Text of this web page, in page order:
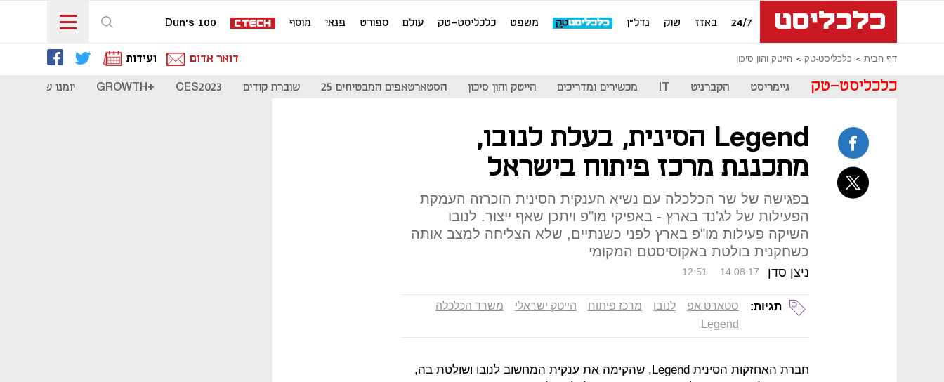
24/7 באזז שוק נדל"ן משפט כלכליסט-טק עולם ספורט פנאי מוסף Dun's 100
דף הבית כלכליסט-טק הייטק והון סיכון דואר אדום ועידות
כלכליסט-טק גיימריסט הקברניט IT מכשירים ומדריכים הייטק והון סיכון הסטארטאפים המבטיחים 25 שוברת קודים CES2023
+GROWTH יומנו של
Legend הסינית, בעלת לנובו,
מתכננת מרכז פיתוח בישראל
בפגישה של שר הכלכלה עם נשיא הענקית הסינית הוכרזה העמקת
הפעילות של לג'נד בארץ - באפיקי מו"פ ויתכן שאף ייצור. לנובו
השיקה פעילות מו"פ בארץ לפני כשנתיים, שלא הצליחה למצב אותה
כשחקנית בולטת באקוסיסטם המקומי
ניצן סדן 12:51 14.08.17
תגיות: סטארט אפ לנובו מרכז פיתוח הייטק ישראלי
משרד הכלכלה
Legend
חברת האחזקות הסינית Legend, שהקימה את ענקית המחשוב לנובו ושולטת בה,